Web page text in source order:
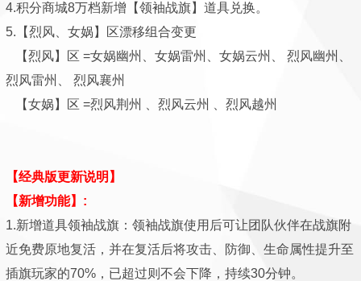
4.积分商城8万档新增【领袖战旗】道具兑换。
5.【烈风、女娲】区漂移组合变更
【烈风】区 =女娲幽州、女娲雷州、女娲云州、 烈风幽州、
烈风雷州、 烈风襄州
【女娲】区 =烈风荆州 、烈风云州 、烈风越州
【经典版更新说明】
【新增功能】:
1.新增道具领袖战旗：领袖战旗使用后可让团队伙伴在战旗附
近免费原地复活，并在复活后将攻击、防御、生命属性提升至
插旗玩家的70%，已超过则不会下降，持续30分钟。